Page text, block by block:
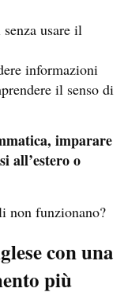
usare il
informazioni
il senso di
imparare
all’estero o
non funzionano?
con una
più